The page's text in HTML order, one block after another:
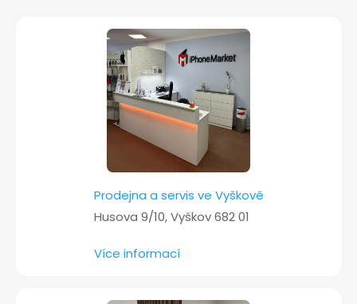
Prodejna a servis ve Vyškově
Husova 9/10, Vyškov 682 01
Více informací